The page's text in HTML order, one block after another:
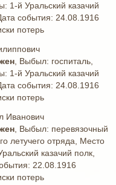
1-й Уральский казачий
события: 24.08.1916
потерь
, Выбыл: госпиталь,
1-й Уральский казачий
события: 24.08.1916
потерь
Иванович
, Выбыл: перевязочный
летучего отряда, Место
казачий полк,
22.08.1916
потерь